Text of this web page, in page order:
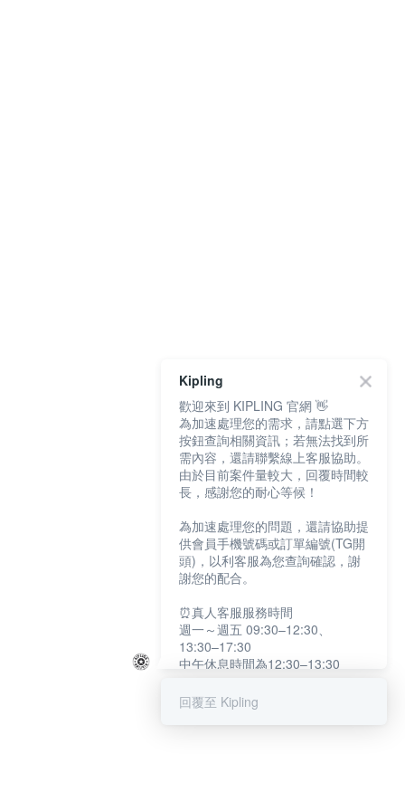
Kipling
歡迎來到 KIPLING 官網 👋
為加速處理您的需求，請點選下方
按鈕查詢相關資訊；若無法找到所
需內容，還請聯繫線上客服協助。
由於目前案件量較大，回覆時間較
長，感謝您的耐心等候！
為加速處理您的問題，還請協助提
供會員手機號碼或訂單編號(TG開
頭)，以利客服為您查詢確認，謝
謝您的配合。
⏰真人客服服務時間
週一～週五 09:30–12:30、
13:30–17:30
中午休息時間為12:30–13:30
提醒您：系統會自動已讀訊息，如
回覆至 Kipling